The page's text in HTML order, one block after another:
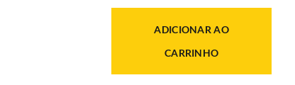
ADICIONAR AO
CARRINHO